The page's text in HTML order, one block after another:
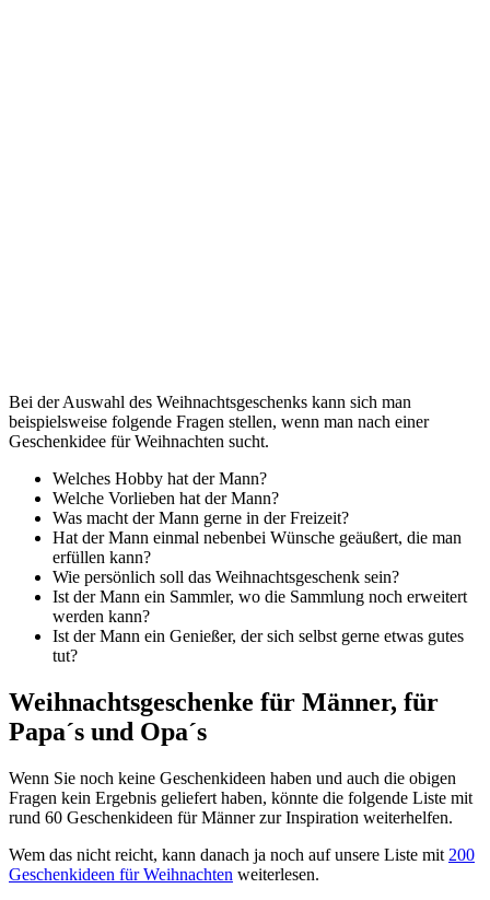
Bei der Auswahl des Weihnachtsgeschenks kann sich man
beispielsweise folgende Fragen stellen, wenn man nach einer
Geschenkidee für Weihnachten sucht.
Welches Hobby hat der Mann?
Welche Vorlieben hat der Mann?
Was macht der Mann gerne in der Freizeit?
Hat der Mann einmal nebenbei Wünsche geäußert, die man
erfüllen kann?
Wie persönlich soll das Weihnachtsgeschenk sein?
Ist der Mann ein Sammler, wo die Sammlung noch erweitert
werden kann?
Ist der Mann ein Genießer, der sich selbst gerne etwas gutes
tut?
Weihnachtsgeschenke für Männer, für
Papa´s und Opa´s
Wenn Sie noch keine Geschenkideen haben und auch die obigen
Fragen kein Ergebnis geliefert haben, könnte die folgende Liste mit
rund 60 Geschenkideen für Männer zur Inspiration weiterhelfen.
Wem das nicht reicht, kann danach ja noch auf unsere Liste mit 200
Geschenkideen für Weihnachten weiterlesen.